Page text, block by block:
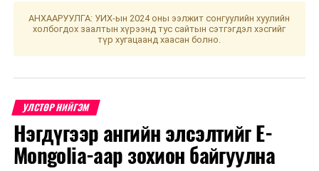
АНХААРУУЛГА: УИХ-ын 2024 оны ээлжит сонгуулийн хуулийн
холбогдох заалтын хүрээнд тус сайтын сэтгэгдэл хэсгийг
түр хугацаанд хаасан болно.
УЛСТӨР НИЙГЭМ
Нэгдүгээр ангийн элсэлтийг E-
Mongolia-аар зохион байгуулна